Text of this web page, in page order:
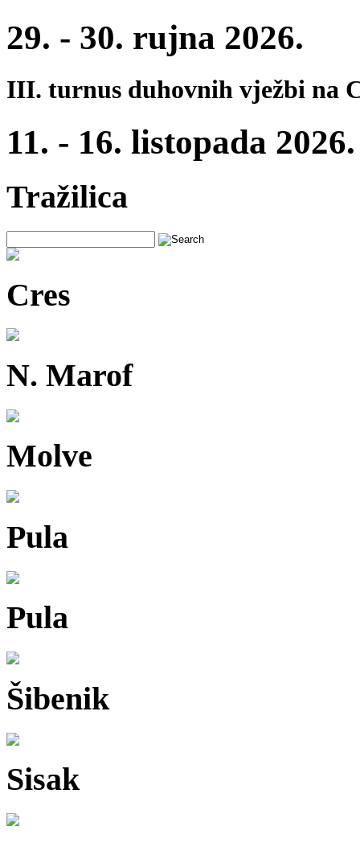
29. - 30. rujna 2026.
III. turnus duhovnih vježbi na
11. - 16. listopada 2026.
Tražilica
Cres
N. Marof
Molve
Pula
Pula
Šibenik
Sisak